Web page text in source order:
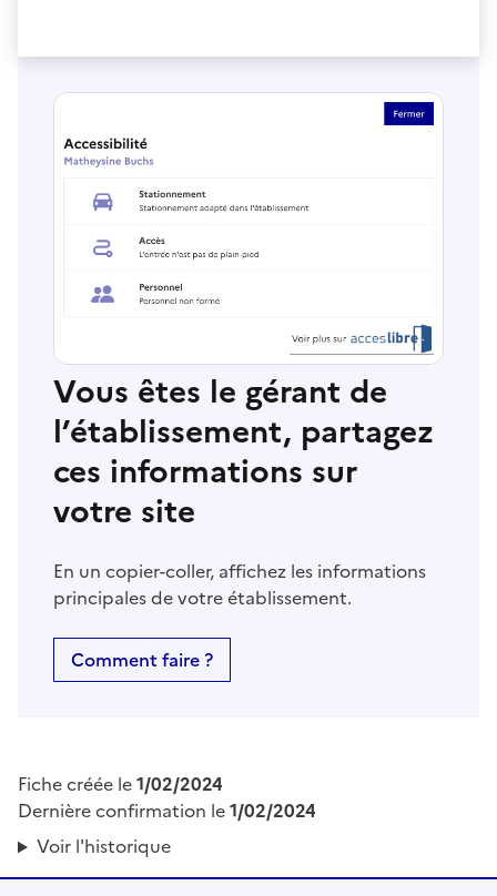
Vous êtes le gérant de
l’établissement, partagez
ces informations sur
votre site
En un copier-coller, affichez les informations
principales de votre établissement.
Comment faire ?
Fiche créée le1/02/2024
Dernière confirmation le1/02/2024
Voir l'historique